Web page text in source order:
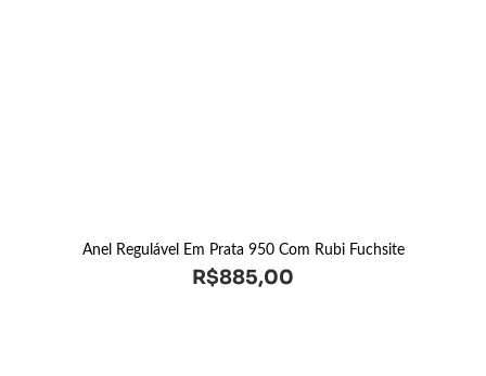
Anel Regulável Em Prata 950 Com Rubi Fuchsite
R$885,00